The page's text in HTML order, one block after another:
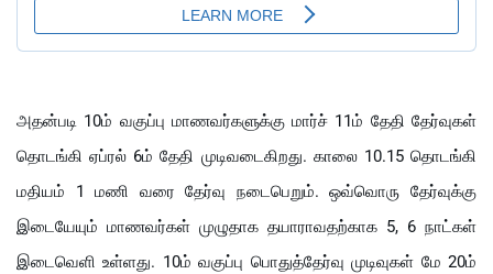
அதன்படி 10ம் வகுப்பு மாணவர்களுக்கு மார்ச் 11ம் தேதி தேர்வுகள்
தொடங்கி ஏப்ரல் 6ம் தேதி முடிவடைகிறது. காலை 10.15 தொடங்கி
மதியம் 1 மணி வரை தேர்வு நடைபெறும். ஒவ்வொரு தேர்வுக்கு
இடையேயும் மாணவர்கள் முழுதாக தயாராவதற்காக 5, 6 நாட்கள்
இடைவெளி உள்ளது. 10ம் வகுப்பு பொதுத்தேர்வு முடிவுகள் மே 20ம்